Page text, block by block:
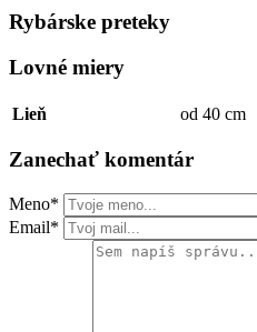
Rybárske preteky
Lovné miery
Lieň od 40 cm
Zanechať komentár
Meno*
Email*